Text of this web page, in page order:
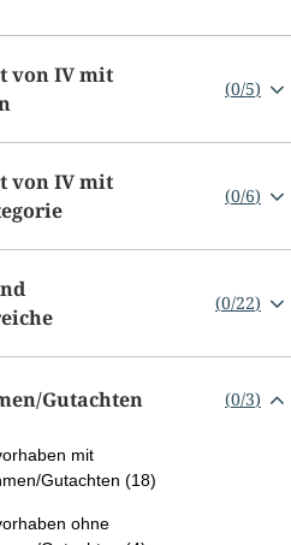
von IV mit
(0/5)
von IV mit
(0/6)
(0/22)
​Gutachten (0/3)
mit
Gutachten (18)
ohne